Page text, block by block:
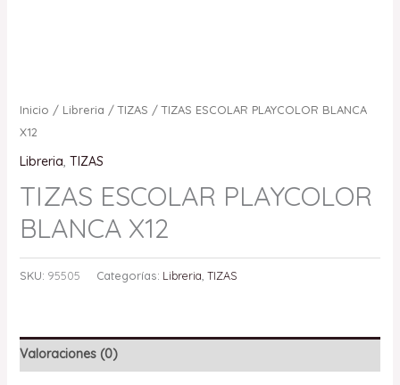
Inicio / Libreria /TIZAS / TIZAS ESCOLAR PLAYCOLOR BLANCA
X12
Libreria, TIZAS
TIZAS ESCOLAR PLAYCOLOR
BLANCA X12
SKU: 95505 Categorías: Libreria TIZAS
Valoraciones (0)